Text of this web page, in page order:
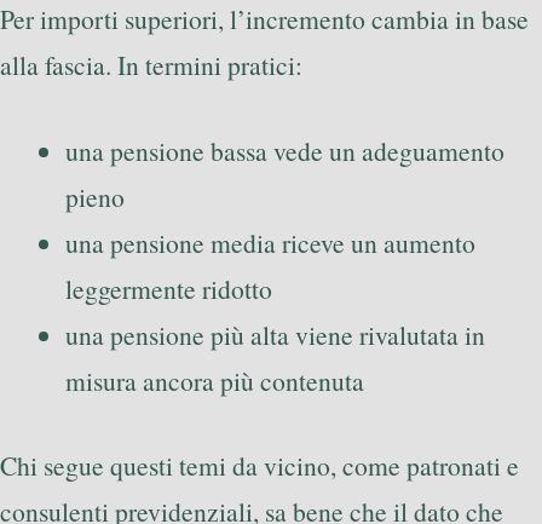
Per importi superiori, l’incremento cambia in base
alla fascia. In termini pratici:
una pensione bassa vede un adeguamento
pieno
una pensione media riceve un aumento
leggermente ridotto
una pensione più alta viene rivalutata in
misura ancora più contenuta
Chi segue questi temi da vicino, come patronati e
consulenti previdenziali, sa bene che il dato che